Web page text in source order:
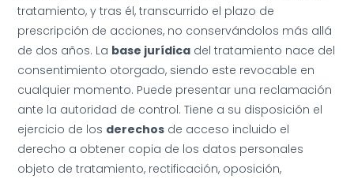
tratamiento, y tras él, transcurrido el plazo de
prescripción de acciones, no conservándolos más allá
de dos años. La base jurídica del tratamiento nace del
consentimiento otorgado, siendo este revocable en
cualquier momento. Puede presentar una reclamación
ante la autoridad de control. Tiene a su disposición el
ejercicio de los derechos de acceso incluido el
derecho a obtener copia de los datos personales
objeto de tratamiento, rectificación, oposición,